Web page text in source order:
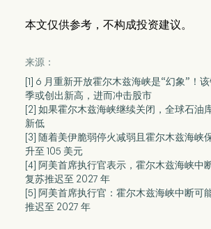
本文仅供参考，不构成投资建议。
来源：
[1] 6 月重新开放霍尔木兹海峡是“幻象”！
季或创出新高，进而冲击股市
[2] 如果霍尔木兹海峡继续关闭，全球石油
新低
[3] 随着美伊脆弱停火减弱且霍尔木兹海峡
升至 105 美元
[4] 阿美首席执行官表示，霍尔木兹海峡中
复苏推迟至 2027 年
[5] 阿美首席执行官：霍尔木兹海峡中断可
推迟至 2027 年